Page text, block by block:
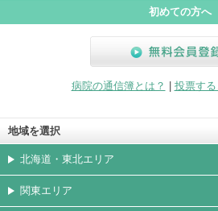
初めての方へ
病院の通信簿とは？
投票す
地域を選択
北海道・東北エリア
関東エリア